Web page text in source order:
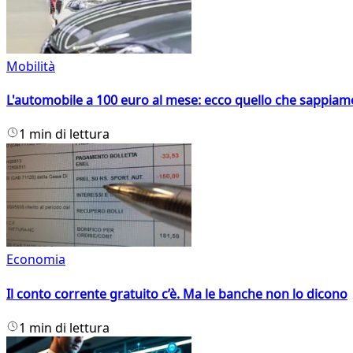
Mobilità
L'automobile a 100 euro al mese: ecco quello che
1 min di lettura
Economia
Il conto corrente gratuito c’è. Ma le banche non lo dicono
1 min di lettura